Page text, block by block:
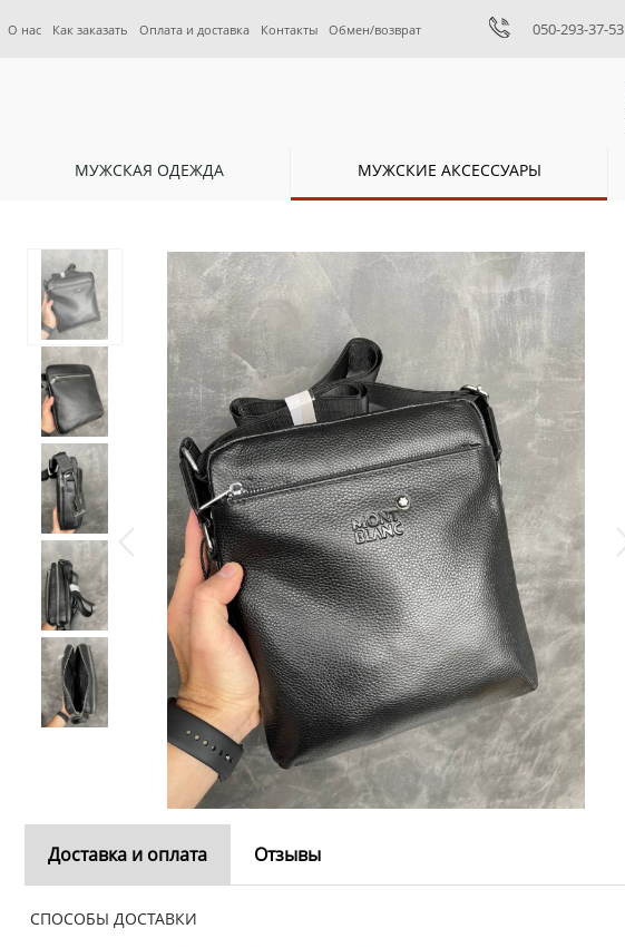
О нас Как заказать Оплата и доставка Контакты Обмен/возврат 050-293-37-53
МУЖСКАЯ ОДЕЖДА МУЖСКИЕ АКСЕССУАРЫ
Доставка и оплата Отзывы
СПОСОБЫ ДОСТАВКИ